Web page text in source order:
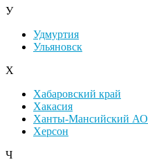
У
Удмуртия
Ульяновск
Х
Хабаровский край
Хакасия
Ханты-Мансийский АО
Херсон
Ч